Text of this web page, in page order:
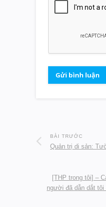
BÀI TRƯỚC
Quản trị di sản:
[THP trong tôi] –
người đã dẫn dắt